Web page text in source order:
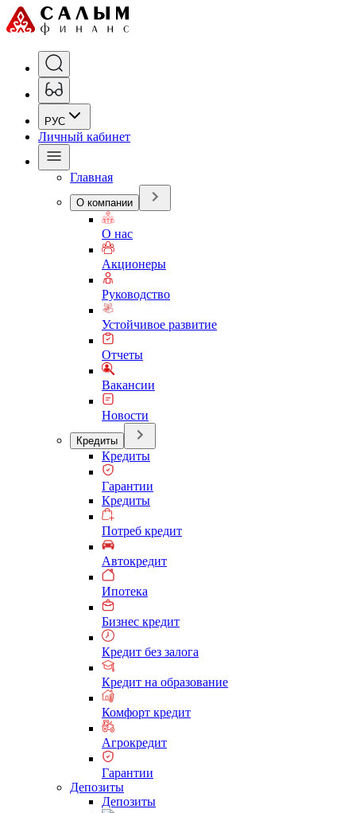
РУС
Личный кабинет
Главная
О компании
О нас
Акционеры
Руководство
Устойчивое развитие
Отчеты
Вакансии
Новости
Кредиты
Кредиты
Гарантии
Кредиты
Потреб кредит
Автокредит
Ипотека
Бизнес кредит
Кредит без залога
Кредит на образование
Комфорт кредит
Агрокредит
Гарантии
Депозиты
Депозиты